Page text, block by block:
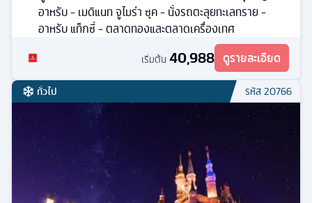
อาหรับ - เมดิแนท จูไมร่า ซุค - นั่งรถตะลุยทะเลทราย -
อาหรับ แท็กซี่ - ตลาดทองและตลาดเครื่องเทศ
เริ่มต้น 40,988 ดูรายละเอียด
ทั่วไป รหัส20766